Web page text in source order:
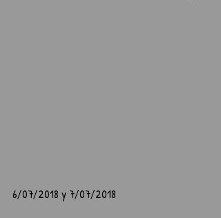
6/07/2018 y 7/07/2018